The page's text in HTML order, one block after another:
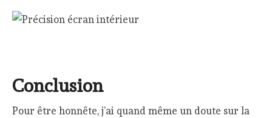
Conclusion
Pour être honnête, j’ai quand même un doute sur la